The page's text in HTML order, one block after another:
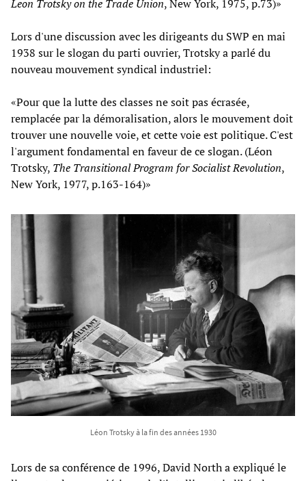
Leon Trotsky on the Trade Union, New York, 1975, p.73)»
Lors d'une discussion avec les dirigeants du SWP en mai
1938 sur le slogan du parti ouvrier, Trotsky a parlé du
nouveau mouvement syndical industriel:
«Pour que la lutte des classes ne soit pas écrasée,
remplacée par la démoralisation, alors le mouvement doit
trouver une nouvelle voie, et cette voie est politique. C'est
l'argument fondamental en faveur de ce slogan. (Léon
Trotsky, The Transitional Program for Socialist Revolution,
New York, 1977, p.163-164)»
Léon Trotsky à la fin des années 1930
Lors de sa conférence de 1996, David North a expliqué le